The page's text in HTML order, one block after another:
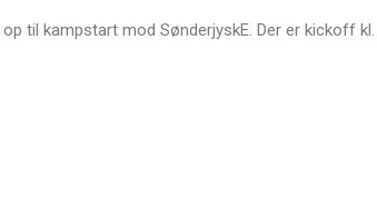
til kampstart mod SønderjyskE. Der er kickoff kl.